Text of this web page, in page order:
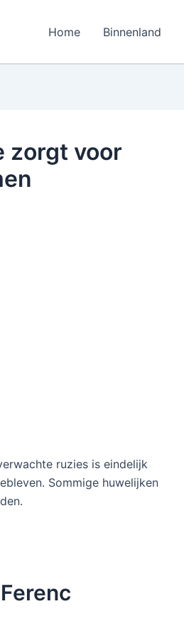
Home Binnenland
zorgt voor
ruzies is eindelijk
Sommige huwelijken